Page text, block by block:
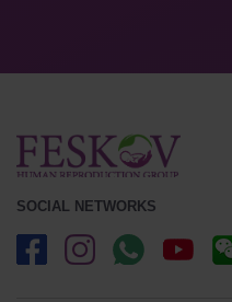
SOCIAL NETWORKS